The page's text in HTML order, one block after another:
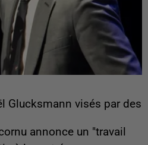
Glucksmann visés par des
annonce un "travail